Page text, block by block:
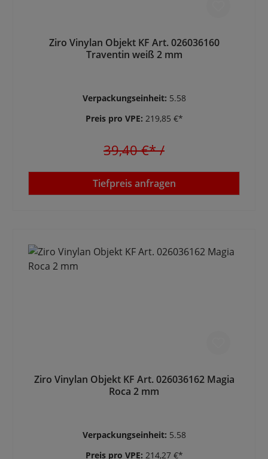
Ziro Vinylan Objekt KF Art. 026036160
Traventin weiß 2 mm
Verpackungseinheit: 5.58
Preis pro VPE: 219,85 €*
39,40 €*/
Tiefpreis anfragen
Ziro Vinylan Objekt KF Art. 026036162 Magia
Roca 2 mm
Verpackungseinheit: 5.58
Preis pro VPE: 214,27 €*